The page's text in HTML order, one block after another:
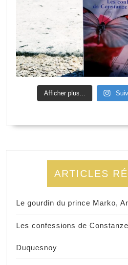
Afficher plus...
ARTICLES
Le gourdin du prince Marko,
Les confessions de
Duquesnoy